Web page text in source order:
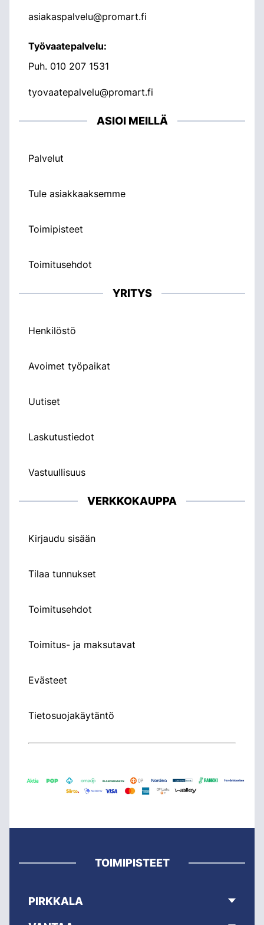
asiakaspalvelu@promart.fi
Työvaatepalvelu:
Puh. 010 207 1531
tyovaatepalvelu@promart.fi
ASIOI MEILLÄ
Palvelut
Tule asiakkaaksemme
Toimipisteet
Toimitusehdot
YRITYS
Henkilöstö
Avoimet työpaikat
Uutiset
Laskutustiedot
Vastuullisuus
VERKKOKAUPPA
Kirjaudu sisään
Tilaa tunnukset
Toimitusehdot
Toimitus- ja maksutavat
Evästeet
Tietosuojakäytäntö
TOIMIPISTEET
PIRKKALA